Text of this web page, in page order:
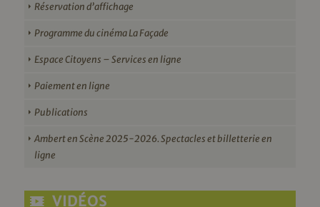
Réservation d’affichage
Programme du cinéma La Façade
Espace Citoyens – Services en ligne
Paiement en ligne
Publications
Ambert en Scène 2025-2026. Spectacles et billetterie en
ligne
VIDÉOS